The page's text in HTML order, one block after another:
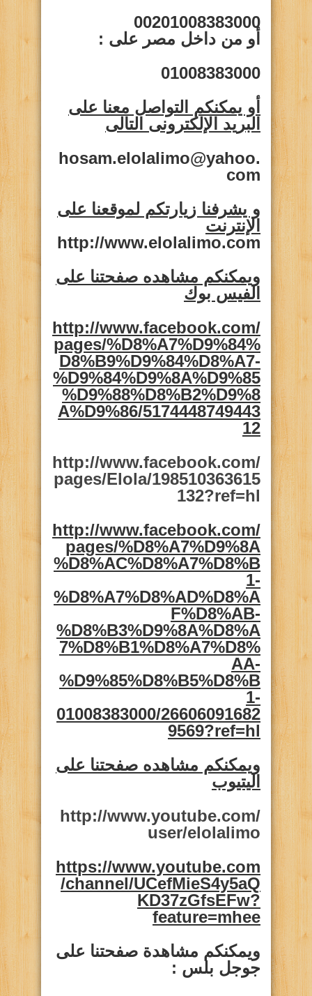
00201008383000
أو من داخل مصر على :
01008383000
أو يمكنكم التواصل معنا على
البريد الإلكترونى التالى
hosam.elolalimo@yahoo.
com
و يشرفنا زيارتكم لموقعنا على
الإنترنت
http://www.elolalimo.com
ويمكنكم مشاهده صفحتنا على
الفيس بوك
http://www.facebook.com/
pages/%D8%A7%D9%84%
D8%B9%D9%84%D8%A7-
%D9%84%D9%8A%D9%85
%D9%88%D8%B2%D9%8
A%D9%86/5174448749443
12
http://www.facebook.com/
pages/Elola/198510363615
132?ref=hl
http://www.facebook.com/
pages/%D8%A7%D9%8A
%D8%AC%D8%A7%D8%B
1-
%D8%A7%D8%AD%D8%A
F%D8%AB-
%D8%B3%D9%8A%D8%A
7%D8%B1%D8%A7%D8%
AA-
%D9%85%D8%B5%D8%B
1-
01008383000/26606091682
9569?ref=hl
ويمكنكم مشاهده صفحتنا على
اليتيوب
http://www.youtube.com/
user/elolalimo
https://www.youtube.com
/channel/UCefMieS4y5aQ
KD37zGfsEFw?
feature=mhee
ويمكنكم مشاهدة صفحتنا على
جوجل بلس :